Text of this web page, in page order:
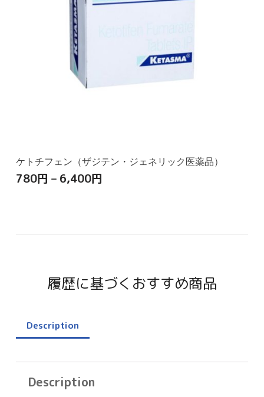
ケトチフェン（ザジテン・ジェネリック医薬品）
780円 – 6,400円
履歴に基づくおすすめ商品
Description
Description